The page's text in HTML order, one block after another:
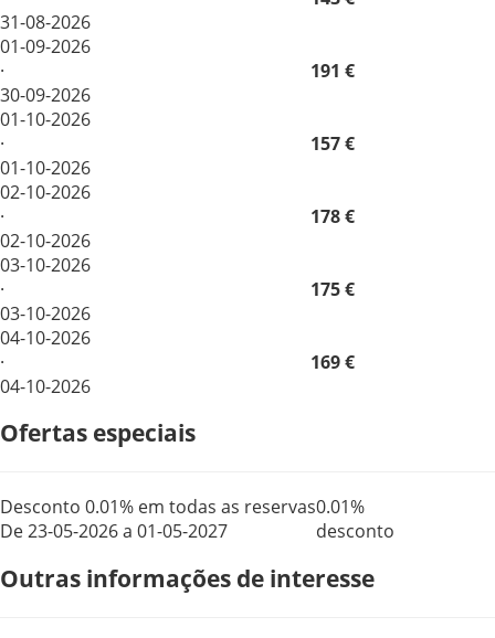
31-08-2026
01-09-2026
·
30-09-2026
191 €
01-10-2026
·
01-10-2026
157 €
02-10-2026
·
02-10-2026
178 €
03-10-2026
·
03-10-2026
175 €
04-10-2026
·
04-10-2026
169 €
Ofertas especiais
Desconto 0.01% em todas as reservas
De 23-05-2026 a 01-05-2027
0.01%
desconto
Outras informações de interesse